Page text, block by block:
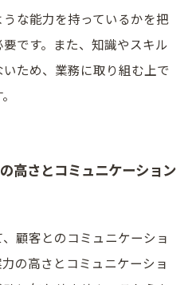
な能力を持っているかを把
です。また、知識やスキル
ため、業務に取り組む上で
高さとコミュニケーション
顧客とのコミュニケーショ
の高さとコミュニケーショ